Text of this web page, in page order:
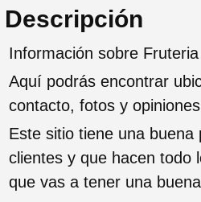
Descripción
Información sobre
Aquí podrás encontrar
contacto, fotos y
Este sitio tiene una
clientes y que hacen todo
que vas a tener una